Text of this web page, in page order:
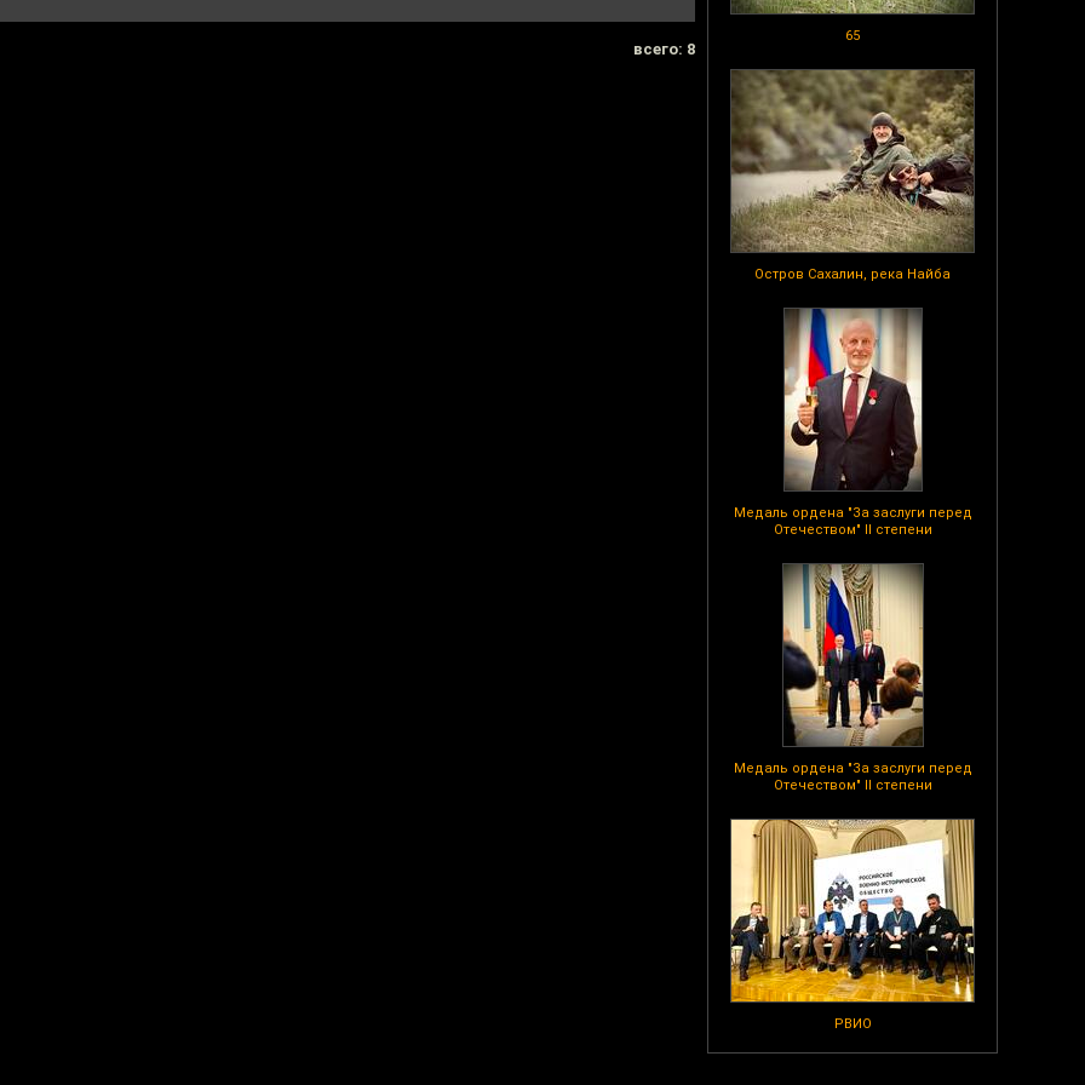
65
Остров Сахалин, река Найба
Медаль ордена "За заслуги перед
Отечеством" II степени
Медаль ордена "За заслуги перед
Отечеством" II степени
РВИО
всего: 8